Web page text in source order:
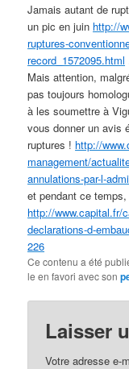
Jamais autant de
un pic en juin http://
ruptures-
record_1572095.html
Mais attention,
pas toujours
à les soumettre à
vous donner un avis
ruptures ! http://
management/
annulations-par-l-
et pendant ce temps
http://www.capital.fr/
declarations-d-
226
Ce contenu a été
le en favori avec son
Laisser
Votre adresse e-